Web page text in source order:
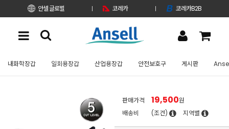
안셀 글로벌 코레카 코레카B2B
내화학장갑 일회용장갑 산업용장갑 안전보호구 게시판
판매가격 19,500원
배송비
(조건) 지역별